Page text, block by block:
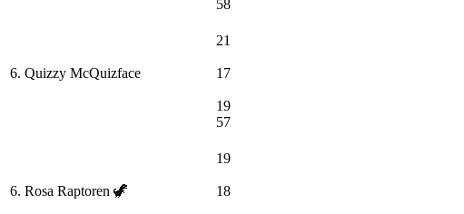
58
6. Quizzy McQuizface
21
17
19
57
6. Rosa Raptoren 🦖
19
18